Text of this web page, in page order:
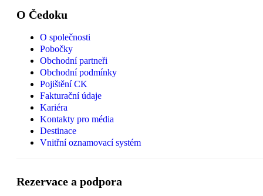
O Čedoku
O společnosti
Pobočky
Obchodní partneři
Obchodní podmínky
Pojištění CK
Fakturační údaje
Kariéra
Kontakty pro média
Destinace
Vnitřní oznamovací systém
Rezervace a podpora